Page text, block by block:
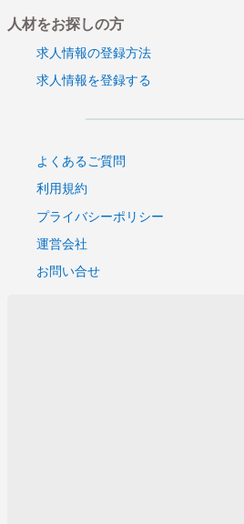
人材をお探しの方
求人情報の登録方法
求人情報を登録する
よくあるご質問
利用規約
プライバシーポリシー
運営会社
お問い合せ